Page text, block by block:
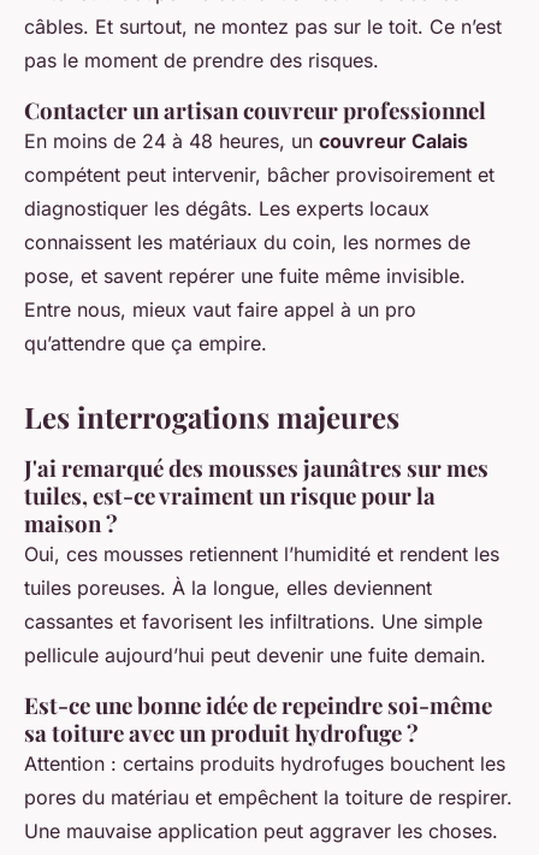
câbles. Et surtout, ne montez pas sur le toit. Ce n’est
pas le moment de prendre des risques.
Contacter un artisan couvreur professionnel
En moins de 24 à 48 heures, un couvreur Calais
compétent peut intervenir, bâcher provisoirement et
diagnostiquer les dégâts. Les experts locaux
connaissent les matériaux du coin, les normes de
pose, et savent repérer une fuite même invisible.
Entre nous, mieux vaut faire appel à un pro
qu’attendre que ça empire.
Les interrogations majeures
J'ai remarqué des mousses jaunâtres sur mes
tuiles, est-ce vraiment un risque pour la
maison ?
Oui, ces mousses retiennent l’humidité et rendent les
tuiles poreuses. À la longue, elles deviennent
cassantes et favorisent les infiltrations. Une simple
pellicule aujourd’hui peut devenir une fuite demain.
Est-ce une bonne idée de repeindre soi-même
sa toiture avec un produit hydrofuge ?
Attention : certains produits hydrofuges bouchent les
pores du matériau et empêchent la toiture de respirer.
Une mauvaise application peut aggraver les choses.